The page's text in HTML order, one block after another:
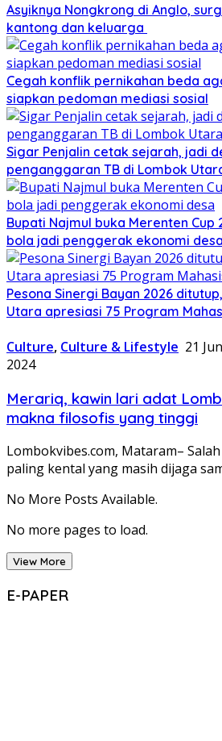
Asyiknya Nongkrong di Anglo,
kantong dan keluarga
Cegah konflik pernikahan beda
siapkan pedoman mediasi sosial
Sigar Penjalin cetak sejarah, jadi
penganggaran TB di Lombok
Bupati Najmul buka Merenten Cup
bola jadi penggerak ekonomi desa
Pesona Sinergi Bayan 2026
Utara apresiasi 75 Program
Culture, Culture & Lifestyle 21
2024
Merariq, kawin lari adat
makna filosofis yang tinggi
Lombokvibes.com, Mataram–
paling kental yang masih dijaga
No More Posts Available.
No more pages to load.
View More
E-PAPER